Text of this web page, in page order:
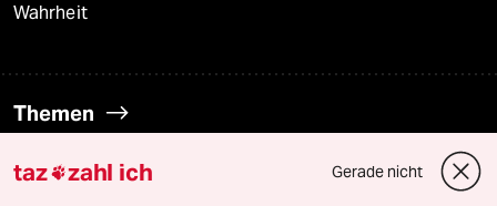
Wahrheit
Themen
Bergsteigen
taz zahl ich Gerade nicht